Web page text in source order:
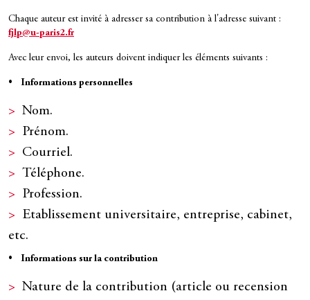
Chaque auteur est invité à adresser sa contribution à l'adresse suivant :
fjlp@u-paris2.fr
Avec leur envoi, les auteurs doivent indiquer les éléments suivants :
• Informations personnelles
Nom.
Prénom.
Courriel.
Téléphone.
Profession.
Etablissement universitaire, entreprise, cabinet,
etc.
• Informations sur la contribution
Nature de la contribution (article ou recension